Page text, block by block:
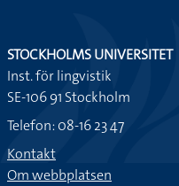
STOCKHOLMS UNIVERSITET
Inst. för lingvistik
SE-106 91 Stockholm
Telefon: 08-16 23 47
Kontakt
Om webbplatsen